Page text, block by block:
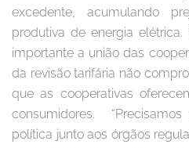
excedente, acumulando
produtiva de energia
importante a união das
da revisão tarifária não
que as cooperativas
consumidores.
política junto aos órgãos